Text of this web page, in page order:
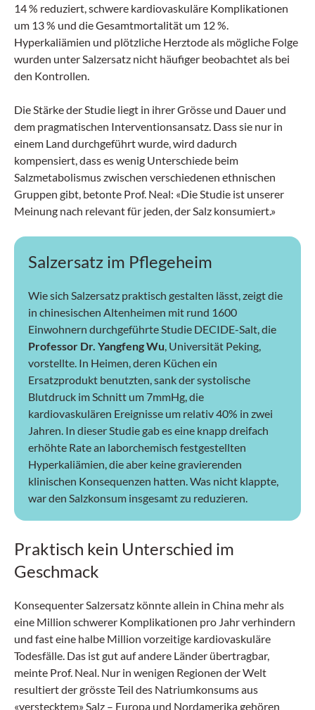
14 % reduziert, schwere kardiovaskuläre Komplikationen
um 13 % und die Gesamtmortalität um 12 %.
Hyperkaliämien und plötzliche Herztode als mögliche Folge
wurden unter Salzersatz nicht häufiger beobachtet als bei
den Kontrollen.
Die Stärke der Studie liegt in ihrer Grösse und Dauer und
dem pragmatischen Interventionsansatz. Dass sie nur in
einem Land durchgeführt wurde, wird dadurch
kompensiert, dass es wenig Unterschiede beim
Salzmetabolismus zwischen verschiedenen ethnischen
Gruppen gibt, betonte Prof. Neal: «Die Studie ist unserer
Meinung nach relevant für jeden, der Salz konsumiert.»
Salzersatz im Pflegeheim
Wie sich Salzersatz praktisch gestalten lässt, zeigt die
in chinesischen Altenheimen mit rund 1600
Einwohnern durchgeführte Studie DECIDE-Salt, die
Professor Dr. Yangfeng Wu , Universität Peking,
vorstellte. In Heimen, deren Küchen ein
Ersatzprodukt benutzten, sank der systolische
Blutdruck im Schnitt um 7mmHg, die
kardiovaskulären Ereignisse um relativ 40% in zwei
Jahren. In dieser Studie gab es eine knapp dreifach
erhöhte Rate an laborchemisch festgestellten
Hyperkaliämien, die aber keine gravierenden
klinischen Konsequenzen hatten. Was nicht klappte,
war den Salzkonsum insgesamt zu reduzieren.
Praktisch kein Unterschied im
Geschmack
Konsequenter Salzersatz könnte allein in China mehr als
eine Million schwerer Komplikationen pro Jahr verhindern
und fast eine halbe Million vorzeitige kardiovaskuläre
Todesfälle. Das ist gut auf andere Länder übertragbar,
meinte Prof. Neal. Nur in wenigen Regionen der Welt
resultiert der grösste Teil des Natriumkonsums aus
«verstecktem» Salz – Europa und Nordamerika gehören